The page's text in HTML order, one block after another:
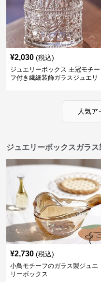
¥2,030 (税込)
ジュエリーボックス 王冠モチー
フ付き繊細装飾ガラスジュエリ
人気ア
ジュエリーボックスガラ
¥2,730 (税込)
小鳥モチーフのガラス製ジュエ
リーボックス